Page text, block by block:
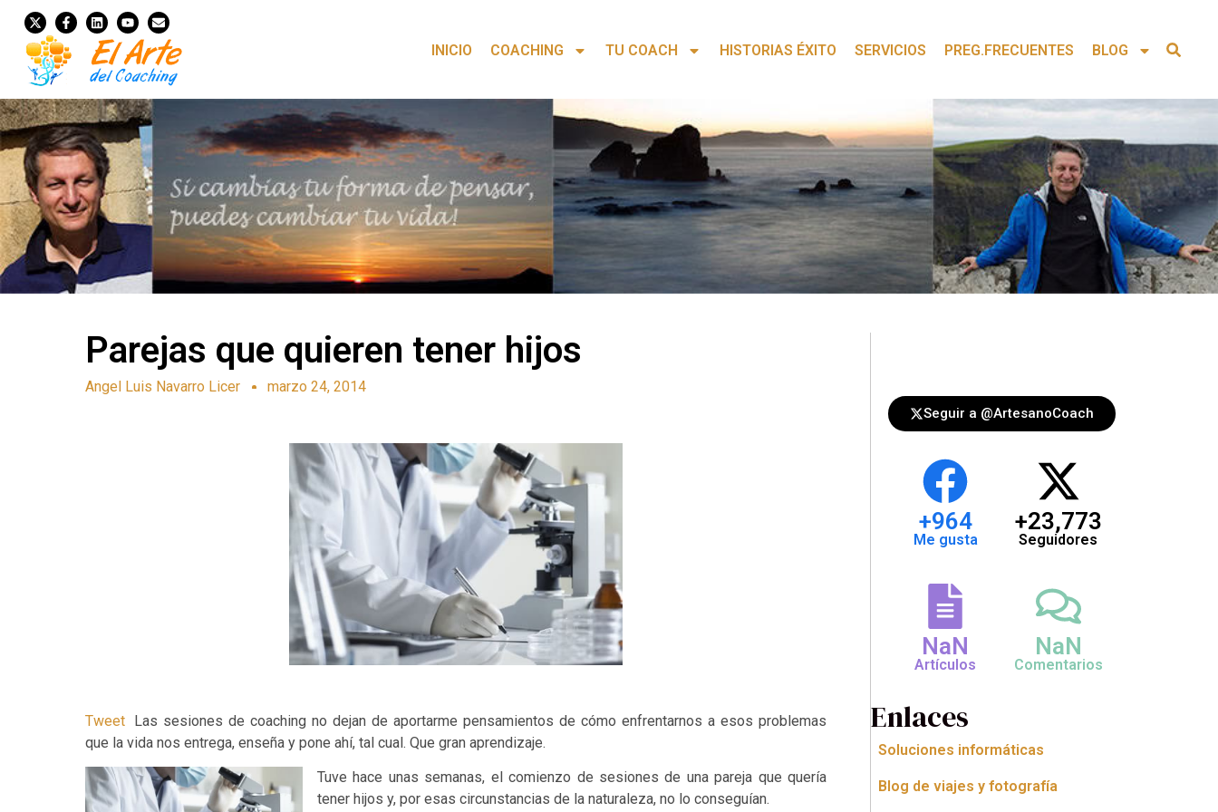
INICIO COACHING TU COACH HISTORIAS ÉXITO SERVICIOS PREG.FRECUENTES BLOG
Parejas que quieren tener hijos
Angel Luis Navarro Licer marzo 24, 2014
Tweet Las sesiones de coaching no dejan de aportarme pensamientos de cómo enfrentarnos a esos problemas
que la vida nos entrega, enseña y pone ahí, tal cual. Que gran aprendizaje.
Tuve hace unas semanas, el comienzo de sesiones de una pareja que quería
tener hijos y, por esas circunstancias de la naturaleza, no lo conseguían.
Seguir a @ArtesanoCoach
+964
Me gusta
+23,773
Seguidores
NaN
Artículos
NaN
Comentarios
Enlaces
Soluciones informáticas
Blog de viajes y fotografía